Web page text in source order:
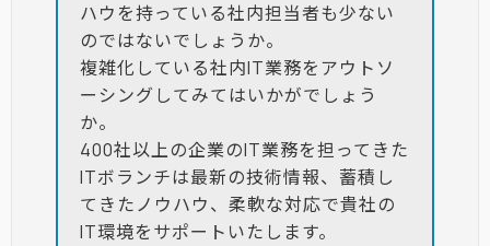
ハウを持っている社内担当者も少ない
のではないでしょうか。
複雑化している社内IT業務をアウトソ
ーシングしてみてはいかがでしょう
か。
400社以上の企業のIT業務を担ってきた
ITボランチは最新の技術情報、蓄積し
てきたノウハウ、柔軟な対応で貴社の
IT環境をサポートいたします。